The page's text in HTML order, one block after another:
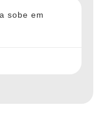
sobe em